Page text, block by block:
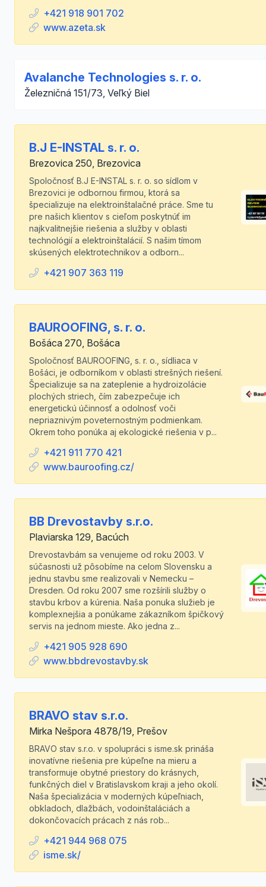
+421 918 901 702
www.azeta.sk
Avalanche Technologies s. r. o.
Železničná 151/73, Veľký Biel
B.J E-INSTAL s. r. o.
Brezovica 250, Brezovica
Spoločnosť B.J E-INSTAL s. r. o. so sídlom v
Brezovici je odbornou firmou, ktorá sa
špecializuje na elektroinštalačné práce. Sme tu
pre našich klientov s cieľom poskytnúť im
najkvalitnejšie riešenia a služby v oblasti
technológií a elektroinštalácií. S našim tímom
skúsených elektrotechnikov a odborn...
+421 907 363 119
BAUROOFING, s. r. o.
Bošáca 270, Bošáca
Spoločnosť BAUROOFING, s. r. o., sídliaca v
Bošáci, je odborníkom v oblasti strešných riešení.
Špecializuje sa na zateplenie a hydroizolácie
plochých striech, čím zabezpečuje ich
energetickú účinnosť a odolnosť voči
nepriaznivým poveternostným podmienkam.
Okrem toho ponúka aj ekologické riešenia v p...
+421 911 770 421
www.bauroofing.cz/
BB Drevostavby s.r.o.
Plaviarska 129, Bacúch
Drevostavbám sa venujeme od roku 2003. V
súčasnosti už pôsobíme na celom Slovensku a
jednu stavbu sme realizovali v Nemecku –
Dresden. Od roku 2007 sme rozšírili služby o
stavbu krbov a kúrenia. Naša ponuka služieb je
komplexnejšia a ponúkame zákazníkom špičkový
servis na jednom mieste. Ako jedna z...
+421 905 928 690
www.bbdrevostavby.sk
BRAVO stav s.r.o.
Mirka Nešpora 4878/19, Prešov
BRAVO stav s.r.o. v spolupráci s isme.sk prináša
inovatívne riešenia pre kúpeľne na mieru a
transformuje obytné priestory do krásnych,
funkčných diel v Bratislavskom kraji a jeho okolí.
Naša špecializácia v moderných kúpeľniach,
obkladoch, dlažbách, vodoinštaláciách a
dokončovacích prácach z nás rob...
+421 944 968 075
isme.sk/